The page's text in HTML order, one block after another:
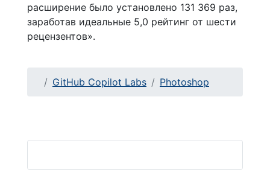
расширение было установлено 131 369 раз,
заработав идеальные 5,0 рейтинг от шести
рецензентов».
GitHub Copilot Labs Photoshop